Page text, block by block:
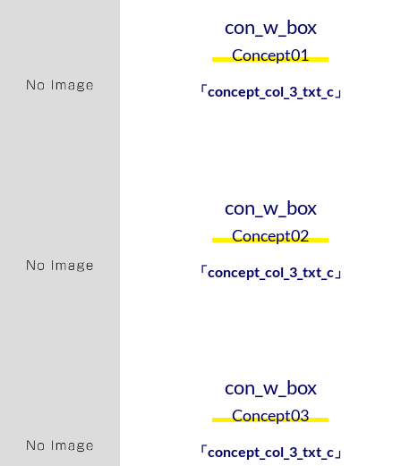
con_w_box
Concept01
「concept_col_3_txt_c」
con_w_box
Concept02
「concept_col_3_txt_c」
con_w_box
Concept03
「concept_col_3_txt_c」